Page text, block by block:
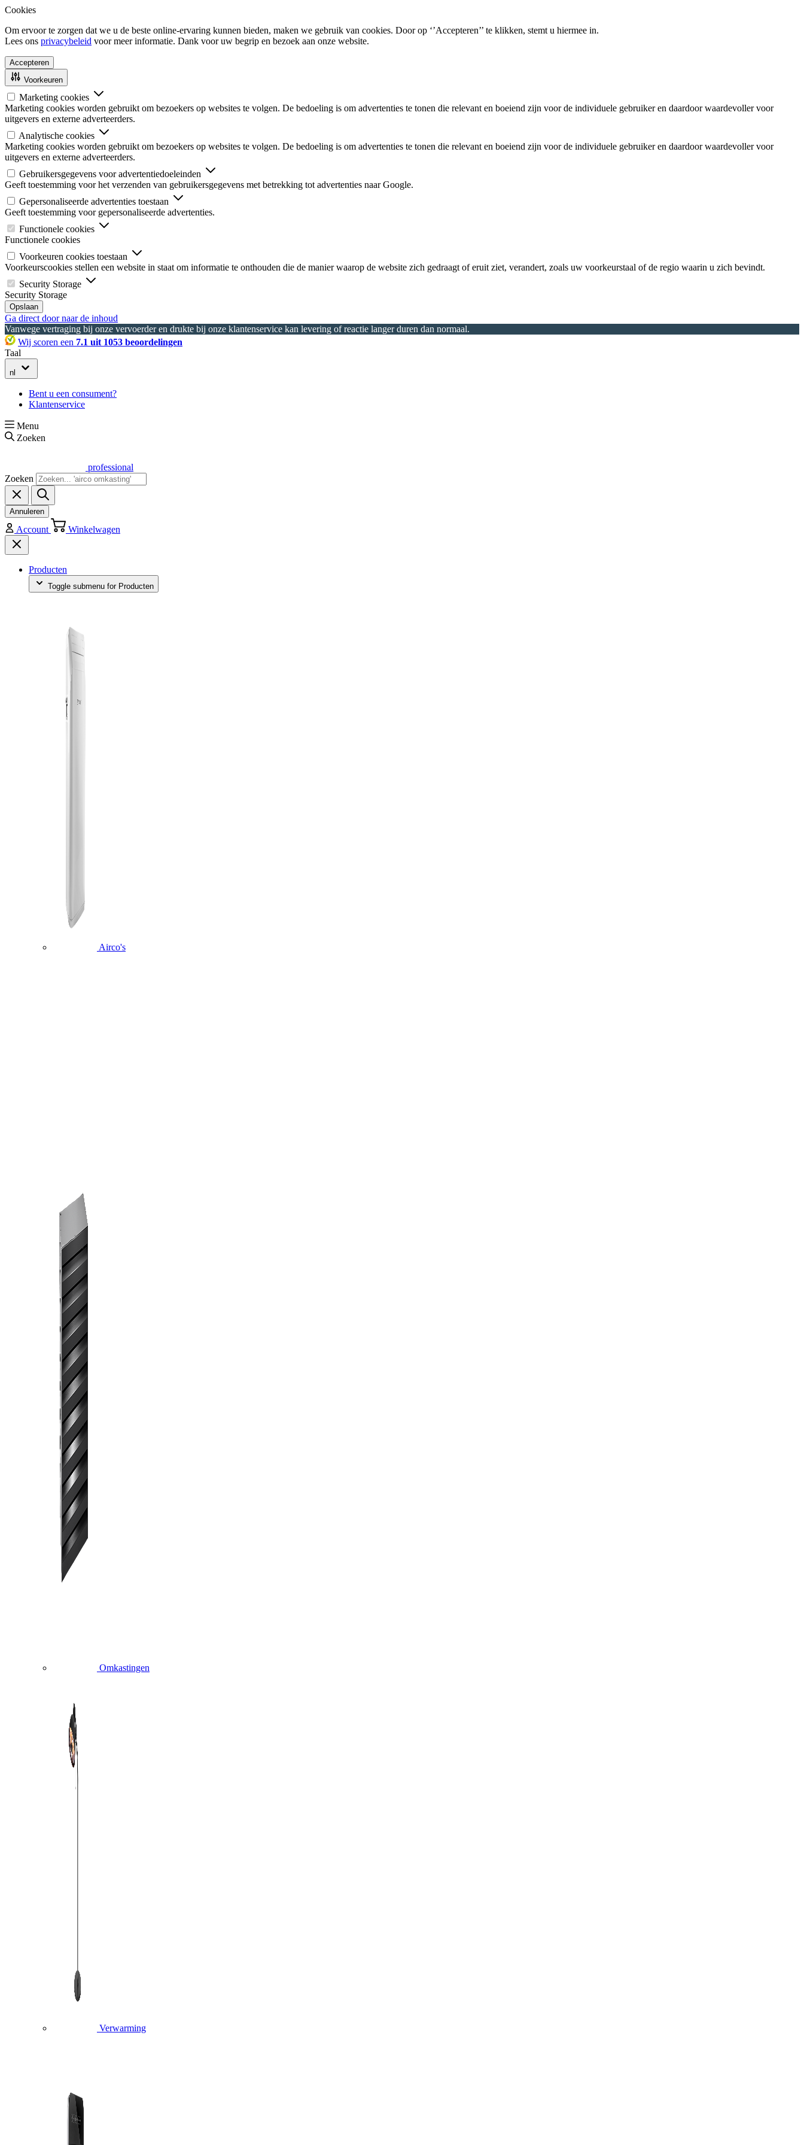
Cookies
Om ervoor te zorgen dat we u de beste online-ervaring kunnen bieden, maken we gebruik van cookies. Door op ‘’Accepteren’’ te klikken, stemt u hiermee in.
Lees ons privacybeleid voor meer informatie. Dank voor uw begrip en bezoek aan onze website.
Accepteren
Voorkeuren
Marketing cookies
Marketing cookies worden gebruikt om bezoekers op websites te volgen. De bedoeling is om advertenties te tonen die relevant en boeiend zijn voor de individuele gebruiker en daardoor waardevoller voor
uitgevers en externe adverteerders.
Analytische cookies
Marketing cookies worden gebruikt om bezoekers op websites te volgen. De bedoeling is om advertenties te tonen die relevant en boeiend zijn voor de individuele gebruiker en daardoor waardevoller voor
uitgevers en externe adverteerders.
Gebruikersgegevens voor advertentiedoeleinden
Geeft toestemming voor het verzenden van gebruikersgegevens met betrekking tot advertenties naar Google.
Gepersonaliseerde advertenties toestaan
Geeft toestemming voor gepersonaliseerde advertenties.
Functionele cookies
Functionele cookies
Voorkeuren cookies toestaan
Voorkeurscookies stellen een website in staat om informatie te onthouden die de manier waarop de website zich gedraagt of eruit ziet, verandert, zoals uw voorkeurstaal of de regio waarin u zich bevindt.
Security Storage
Security Storage
Opslaan
Ga direct door naar de inhoud
Vanwege vertraging bij onze vervoerder en drukte bij onze klantenservice kan levering of reactie langer duren dan normaal.
Wij scoren een 7.1 uit 1053 beoordelingen
Taal
nl
Bent u een consument?
Klantenservice
Menu
Zoeken
professional
Zoeken
Annuleren
Account Winkelwagen
Producten
Toggle submenu for Producten
Airco's
Omkastingen
Verwarming